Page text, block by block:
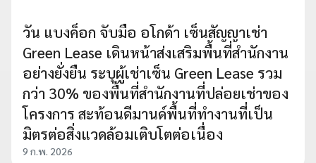
วัน แบงค็อก จับมือ อโกด้า เซ็นสัญญาเช่า
Green Lease เดินหน้าส่งเสริมพื้นที่สำนักงาน
อย่างยั่งยืน ระบุผู้เช่าเซ็น Green Lease รวม
กว่า 30% ของพื้นที่สำนักงานที่ปล่อยเช่าของ
โครงการ สะท้อนดีมานด์พื้นที่ทำงานที่เป็น
มิตรต่อสิ่งแวดล้อมเติบโตต่อเนื่อง
9 ก.พ. 2026